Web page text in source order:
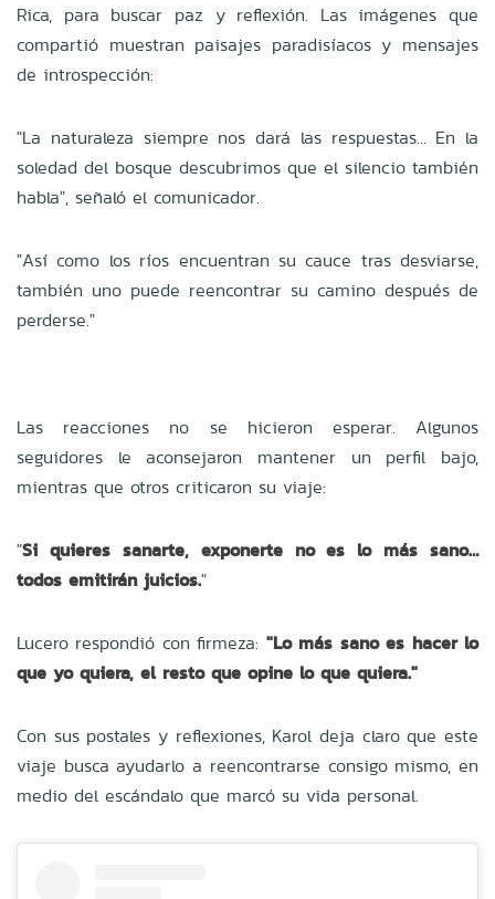
Rica, para buscar paz y reflexión. Las imágenes que
compartió muestran paisajes paradisíacos y mensajes
de introspección:
"La naturaleza siempre nos dará las respuestas… En la
soledad del bosque descubrimos que el silencio también
habla", señaló el comunicador.
"Así como los ríos encuentran su cauce tras desviarse,
también uno puede reencontrar su camino después de
perderse."
Las reacciones no se hicieron esperar. Algunos
seguidores le aconsejaron mantener un perfil bajo,
mientras que otros criticaron su viaje:
"Si quieres sanarte, exponerte no es lo más sano…
todos emitirán juicios."
Lucero respondió con firmeza: "Lo más sano es hacer lo
que yo quiera, el resto que opine lo que quiera."
Con sus postales y reflexiones, Karol deja claro que este
viaje busca ayudarlo a reencontrarse consigo mismo, en
medio del escándalo que marcó su vida personal.